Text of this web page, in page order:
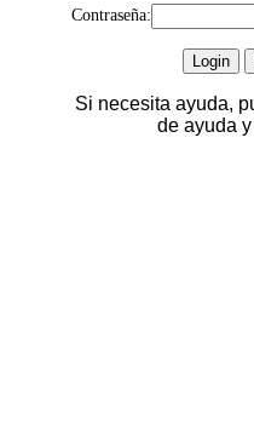
Contraseña:
Si necesita ayuda,
de ayuda